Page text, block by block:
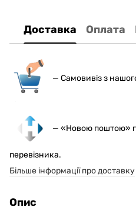
Доставка Оплата
— Самовивіз з
— «Новою поштою»
перевізника.
Більше інформації про доставку
Опис